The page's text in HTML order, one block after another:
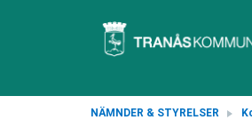
NÄMNDER & STYRELSER